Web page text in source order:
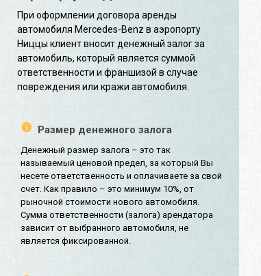
При оформлении договора аренды
автомобиля Mercedes-Benz в аэропорту
Ниццы клиент вносит денежный залог за
автомобиль, который является суммой
ответственности и франшизой в случае
повреждения или кражи автомобиля.
Размер денежного залога
Денежный размер залога – это так
называемый ценовой предел, за который Вы
несете ответственность и оплачиваете за свой
счет. Как правило – это минимум 10%, от
рыночной стоимости нового автомобиля.
Сумма ответственности (залога) арендатора
зависит от выбранного автомобиля, не
является фиксированной.